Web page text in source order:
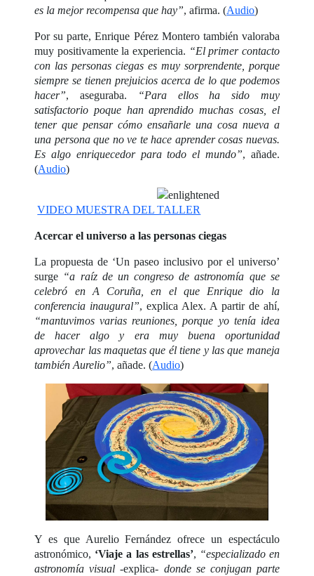
es la mejor recompensa que hay”, afirma. (Audio)
Por su parte, Enrique Pérez Montero también valoraba
muy positivamente la experiencia. “El primer contacto
con las personas ciegas es muy sorprendente, porque
siempre se tienen prejuicios acerca de lo que podemos
hacer”, aseguraba.
“Para ellos ha sido muy
satisfactorio poque han aprendido muchas cosas, el
tener que pensar cómo ensañarle una cosa nueva a
una persona que no ve te hace aprender cosas nuevas.
Es algo enriquecedor para todo el mundo”, añade.
(Audio)
VIDEO MUESTRA DEL TALLER
Acercar el universo a las personas ciegas
La propuesta de ‘Un paseo inclusivo por el universo’
surge “a raíz de un congreso de astronomía que se
celebró en A Coruña, en el que Enrique dio la
conferencia inaugural”, explica Alex. A partir de ahí,
“mantuvimos varias reuniones, porque yo tenía idea
de hacer algo y era muy buena oportunidad
aprovechar las maquetas que él tiene y las que maneja
también Aurelio”, añade. (Audio)
Y es que Aurelio Fernández ofrece un espectáculo
astronómico, ‘Viaje a las estrellas’, “especializado en
astronomía visual -explica- donde se conjugan parte